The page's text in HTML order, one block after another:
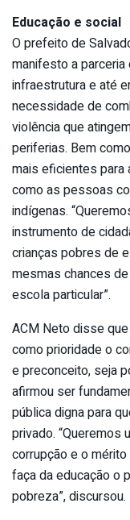
Educação e social
O prefeito de
manifesto a parceria
infraestrutura e até
necessidade de
violência que
periferias. Bem
mais eficientes
como as pessoas
indígenas.
instrumento de
crianças pobres de
mesmas chances
escola particular”.
ACM Neto disse
como prioridade o
e preconceito, seja
afirmou ser
pública digna para
privado. “Queremos
corrupção e o
faça da educação o
pobreza”, discursou.